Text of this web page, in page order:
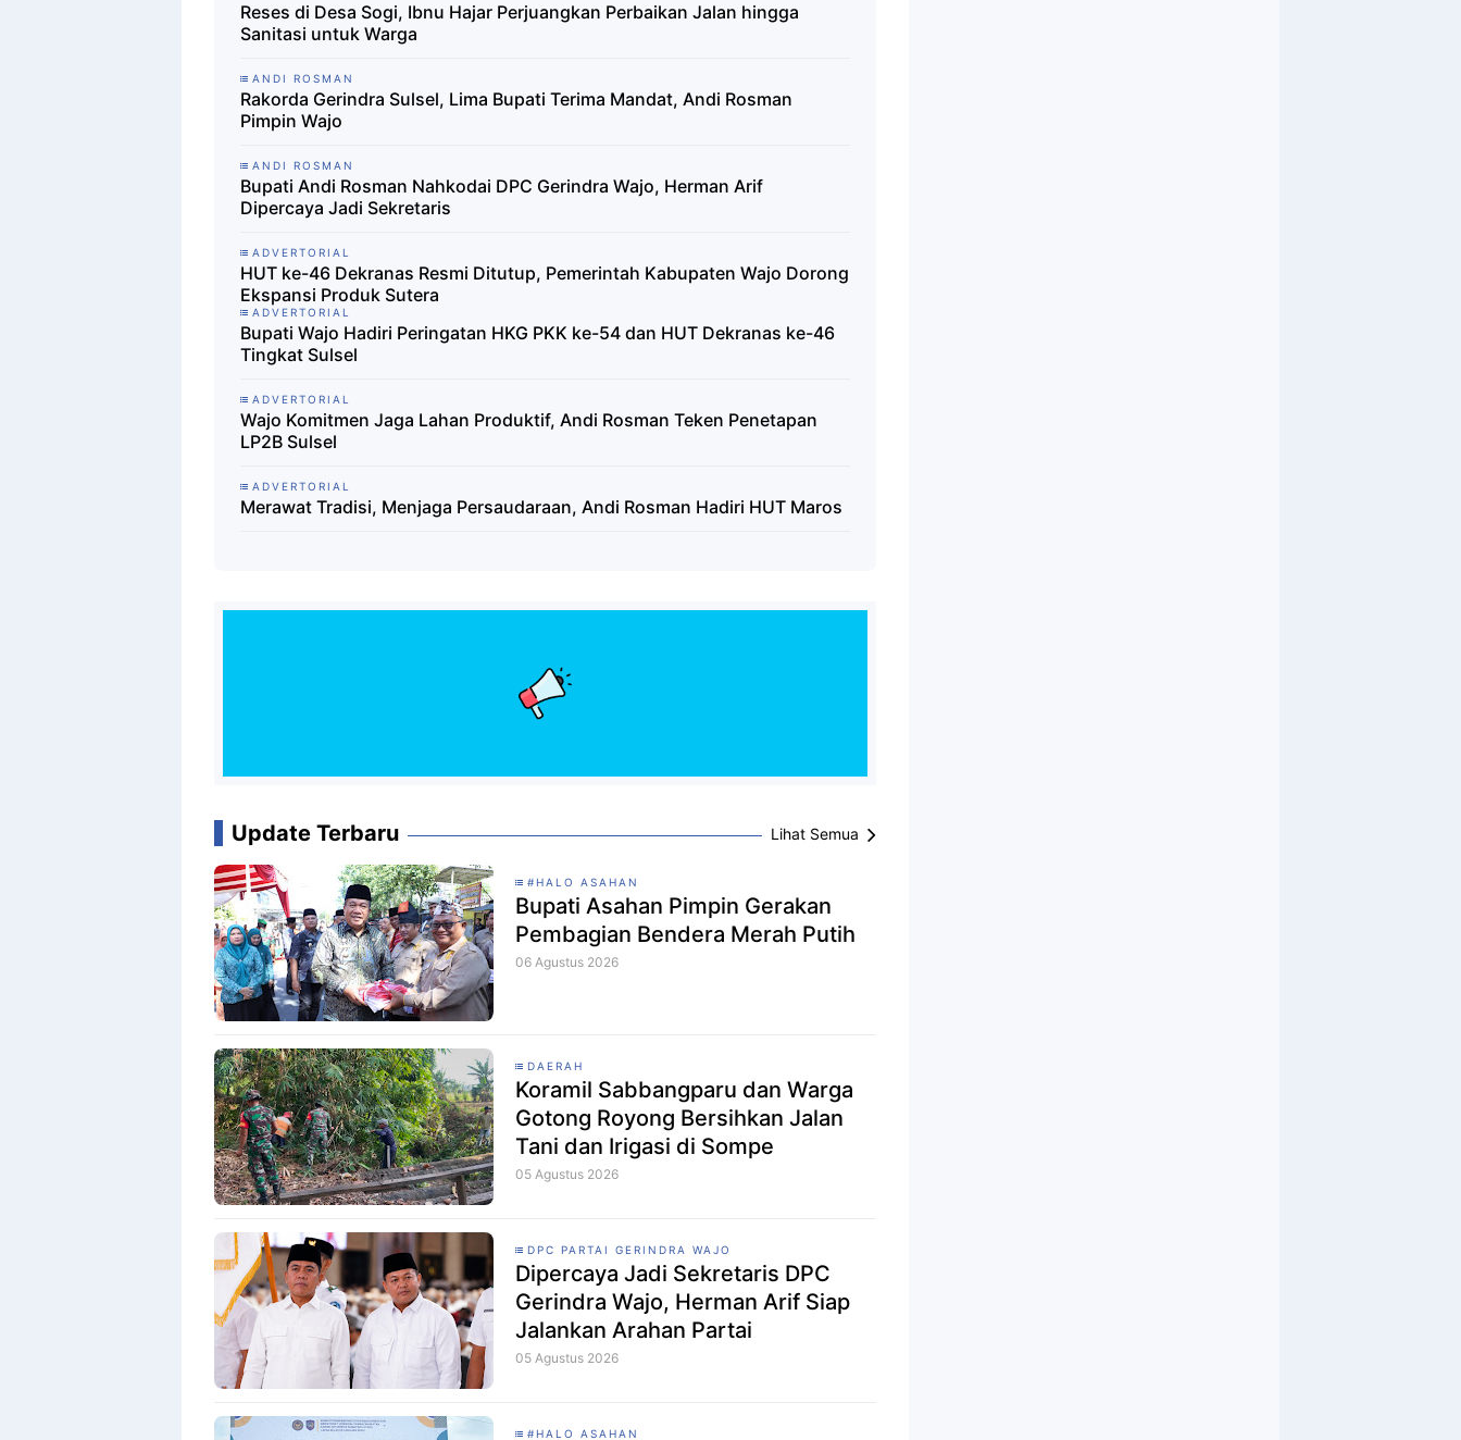
Reses di Desa Sogi, Ibnu Hajar Perjuangkan Perbaikan Jalan hingga
Sanitasi untuk Warga
ANDI ROSMAN
Rakorda Gerindra Sulsel, Lima Bupati Terima Mandat, Andi Rosman
Pimpin Wajo
ANDI ROSMAN
Bupati Andi Rosman Nahkodai DPC Gerindra Wajo, Herman Arif
Dipercaya Jadi Sekretaris
ADVERTORIAL
HUT ke-46 Dekranas Resmi Ditutup, Pemerintah Kabupaten Wajo Dorong
Ekspansi Produk Sutera
ADVERTORIAL
Bupati Wajo Hadiri Peringatan HKG PKK ke-54 dan HUT Dekranas ke-46
Tingkat Sulsel
ADVERTORIAL
Wajo Komitmen Jaga Lahan Produktif, Andi Rosman Teken Penetapan
LP2B Sulsel
ADVERTORIAL
Merawat Tradisi, Menjaga Persaudaraan, Andi Rosman Hadiri HUT Maros
Update Terbaru Lihat Semua
#HALO ASAHAN
Bupati Asahan Pimpin Gerakan
Pembagian Bendera Merah Putih
06 Agustus 2026
DAERAH
Koramil Sabbangparu dan Warga
Gotong Royong Bersihkan Jalan
Tani dan Irigasi di Sompe
05 Agustus 2026
DPC PARTAI GERINDRA WAJO
Dipercaya Jadi Sekretaris DPC
Gerindra Wajo, Herman Arif Siap
Jalankan Arahan Partai
05 Agustus 2026
#HALO ASAHAN